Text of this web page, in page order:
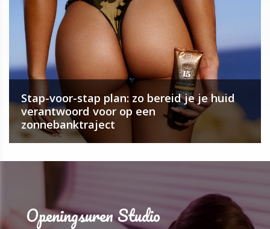
Stap-voor-stap plan: zo bereid je je huid
verantwoord voor op een
zonnebanktraject
Openingsuren Studio